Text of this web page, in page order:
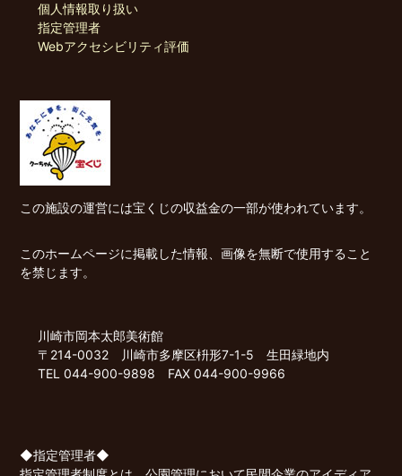
個人情報取り扱い
指定管理者
Webアクセシビリティ評価
この施設の運営には宝くじの収益金の一部が使われています。
このホームページに掲載した情報、画像を無断で使用すること
を禁じます。
川崎市岡本太郎美術館
〒214-0032 川崎市多摩区枡形7-1-5 生田緑地内
TEL 044-900-9898 FAX 044-900-9966
◆指定管理者◆